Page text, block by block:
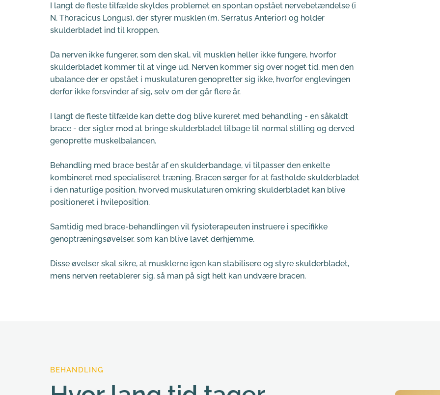
I langt de fleste tilfælde skyldes problemet en spontan opstået nervebetændelse (i
N. Thoracicus Longus), der styrer musklen (m. Serratus Anterior) og holder
skulderbladet ind til kroppen.
Da nerven ikke fungerer, som den skal, vil musklen heller ikke fungere, hvorfor
skulderbladet kommer til at vinge ud. Nerven kommer sig over noget tid, men den
ubalance der er opstået i muskulaturen genopretter sig ikke, hvorfor englevingen
derfor ikke forsvinder af sig, selv om der går flere år.
I langt de fleste tilfælde kan dette dog blive kureret med behandling - en såkaldt
brace - der sigter mod at bringe skulderbladet tilbage til normal stilling og derved
genoprette muskelbalancen.
Behandling med brace består af en skulderbandage, vi tilpasser den enkelte
kombineret med specialiseret træning. Bracen sørger for at fastholde skulderbladet
i den naturlige position, hvorved muskulaturen omkring skulderbladet kan blive
positioneret i hvileposition.
Samtidig med brace-behandlingen vil fysioterapeuten instruere i specifikke
genoptræningsøvelser, som kan blive lavet derhjemme.
Disse øvelser skal sikre, at musklerne igen kan stabilisere og styre skulderbladet,
mens nerven reetablerer sig, så man på sigt helt kan undvære bracen.
BEHANDLING